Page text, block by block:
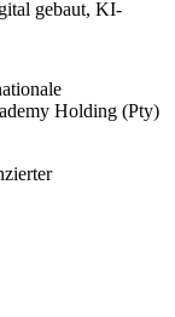
gebaut, KI-
Holding (Pty)